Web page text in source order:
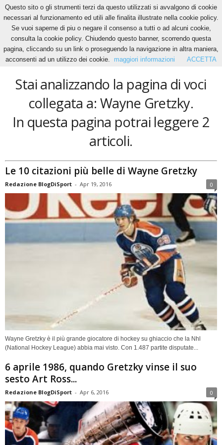
Home Tags Wayne Gretzky
Wayne Gretzky
Stai analizzando la pagina di voci
collegata a: Wayne Gretzky.
In questa pagina potrai leggere 2
articoli.
Le 10 citazioni più belle di Wayne Gretzky
Redazione BlogDiSport - Apr 19, 2016 0
Wayne Gretzky è il più grande giocatore di hockey su ghiaccio che la Nhl
(National Hockey League) abbia mai visto. Con 1.487 partite disputate...
6 aprile 1986, quando Gretzky vinse il suo
sesto Art Ross...
Redazione BlogDiSport - Apr 6, 2016 0
Questo sito o gli strumenti terzi da questo utilizzati si avvalgono di cookie
necessari al funzionamento ed utili alle finalita illustrate nella cookie policy.
Se vuoi saperne di piu o negare il consenso a tutti o ad alcuni cookie,
consulta la cookie policy. Chiudendo questo banner, scorrendo questa
pagina, cliccando su un link o proseguendo la navigazione in altra maniera,
acconsenti ad un utilizzo dei cookie.
maggiori informazioni ACCETTA